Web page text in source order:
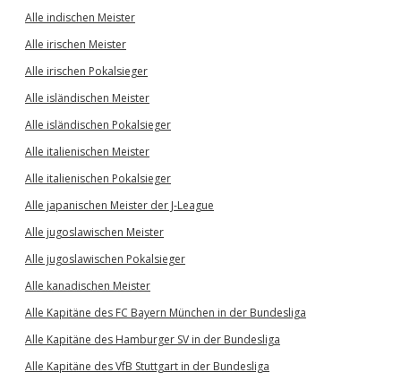
Alle indischen Meister
Alle irischen Meister
Alle irischen Pokalsieger
Alle isländischen Meister
Alle isländischen Pokalsieger
Alle italienischen Meister
Alle italienischen Pokalsieger
Alle japanischen Meister der J-League
Alle jugoslawischen Meister
Alle jugoslawischen Pokalsieger
Alle kanadischen Meister
Alle Kapitäne des FC Bayern München in der Bundesliga
Alle Kapitäne des Hamburger SV in der Bundesliga
Alle Kapitäne des VfB Stuttgart in der Bundesliga